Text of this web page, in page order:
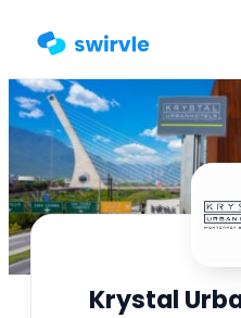
Krystal